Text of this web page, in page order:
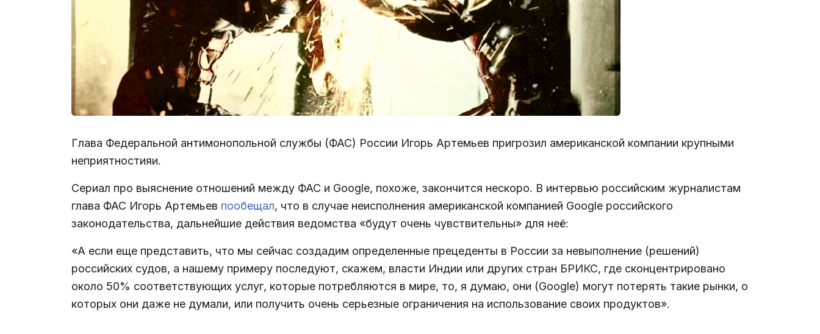
Глава Федеральной антимонопольной службы (ФАС) России Игорь Артемьев пригрозил американской компании крупными
неприятностияи.
Сериал про выяснение отношений между ФАС и Google, похоже, закончится нескоро. В интервью российским журналистам
глава ФАС Игорь Артемьев пообещал, что в случае неисполнения американской компанией Google российского
законодательства, дальнейшие действия ведомства «будут очень чувствительны» для неё:
«А если еще представить, что мы сейчас создадим определенные прецеденты в России за невыполнение (решений)
российских судов, а нашему примеру последуют, скажем, власти Индии или других стран БРИКС, где сконцентрировано
около 50% соответствующих услуг, которые потребляются в мире, то, я думаю, они (Google) могут потерять такие рынки, о
которых они даже не думали, или получить очень серьезные ограничения на использование своих продуктов».